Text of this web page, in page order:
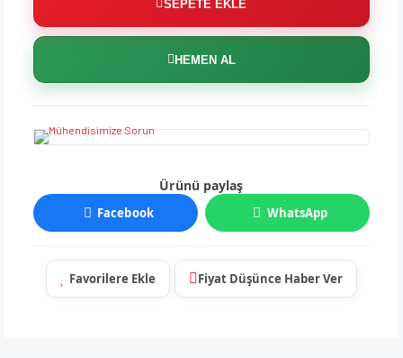
SEPETE EKLE
HEMEN AL
Ürünü paylaş
Facebook WhatsApp
Fiyat Düşünce Haber Ver